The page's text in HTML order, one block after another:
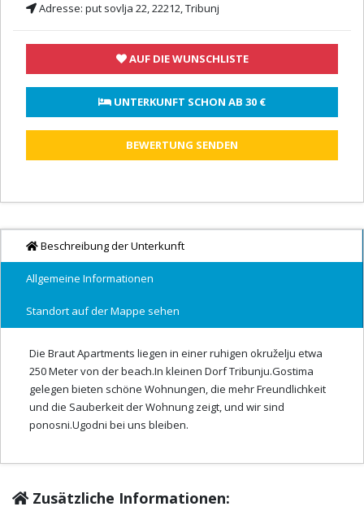
Adresse: put sovlja 22, 22212, Tribunj
AUF DIE WUNSCHLISTE
UNTERKUNFT SCHON AB 30 €
BEWERTUNG SENDEN
Beschreibung der Unterkunft
Allgemeine Informationen
Standort auf der Mappe sehen
Die Braut Apartments liegen in einer ruhigen okruželju etwa
250 Meter von der beach.In kleinen Dorf Tribunju.Gostima
gelegen bieten schöne Wohnungen, die mehr Freundlichkeit
und die Sauberkeit der Wohnung zeigt, und wir sind
ponosni.Ugodni bei uns bleiben.
Zusätzliche Informationen: